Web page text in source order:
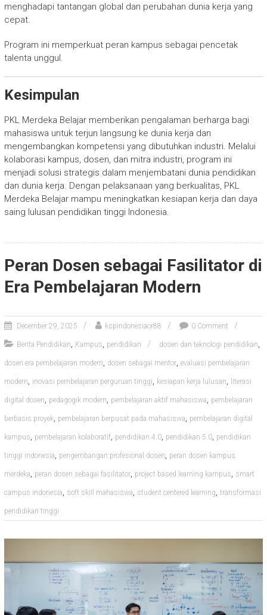
menghadapi tantangan global dan perubahan dunia kerja yang
cepat.
Program ini memperkuat peran kampus sebagai pencetak
talenta unggul.
Kesimpulan
PKL Merdeka Belajar memberikan pengalaman berharga bagi
mahasiswa untuk terjun langsung ke dunia kerja dan
mengembangkan kompetensi yang dibutuhkan industri. Melalui
kolaborasi kampus, dosen, dan mitra industri, program ini
menjadi solusi strategis dalam menjembatani dunia pendidikan
dan dunia kerja. Dengan pelaksanaan yang berkualitas, PKL
Merdeka Belajar mampu meningkatkan kesiapan kerja dan daya
saing lulusan pendidikan tinggi Indonesia.
Peran Dosen sebagai Fasilitator di
Era Pembelajaran Modern
December 29, 2025 kspindonesiaor88 0 Comment
Berita Pendidikan, Kampus, pendidikan dosen dan teknologi pendidikan,
dosen era pembelajaran modern, dosen sebagai mentor, evaluasi pembelajaran
modern, inovasi pembelajaran perguruan tinggi, kesiapan kerja lulusan, literasi
digital dosen, pedagogik modern, pembelajaran aktif mahasiswa, pembelajaran
berbasis proyek, pembelajaran berpusat pada mahasiswa, pembelajaran digital
kampus, pembelajaran kolaboratif, pendidikan 4.0, pendidikan 5.0, pendidikan
tinggi indonesia, pengembangan profesional dosen, peran dosen kampus
merdeka, peran dosen sebagai fasilitator, project based learning kampus, smart
campus indonesia, soft skill mahasiswa, student centered learning, transformasi
pendidikan tinggi